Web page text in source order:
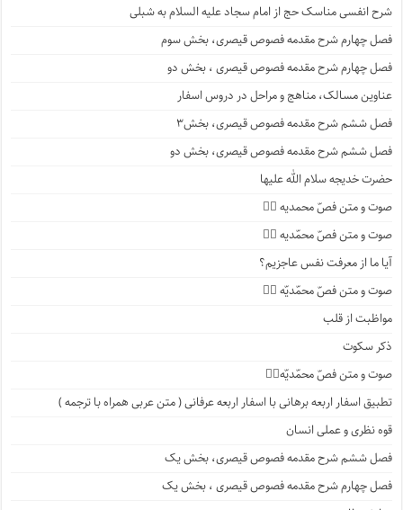
شرح انفسی مناسک حج از امام سجاد علیه السلام به شبلی
فصل چهارم شرح مقدمه فصوص قیصری، بخش سوم
فصل چهارم شرح مقدمه فصوص قیصری ، بخش دو
عناوین مسالک، مناهج و مراحل در دروس اسفار
فصل ششم شرح مقدمه فصوص قیصری، بخش۳
فصل ششم شرح مقدمه فصوص قیصری، بخش دو
حضرت خدیجه سلام الله علیها
صوت و متن فصّ محمدیه ۴️⃣
صوت و متن فصّ محمّدیه ۳️⃣
آیا ما از معرفت نفس عاجزیم؟
صوت و متن فصّ محمّدیّه ۲️⃣
مواظبت از قلب
ذکر سکوت
صوت و متن فصّ محمّدیّه۱️⃣
تطبیق اسفار اربعه برهانی با اسفار اربعه عرفانی ( متن عربی همراه با ترجمه )
قوه نظری و عملی انسان
فصل ششم شرح مقدمه فصوص قیصری، بخش یک
فصل چهارم شرح مقدمه فصوص قیصری ، بخش یک